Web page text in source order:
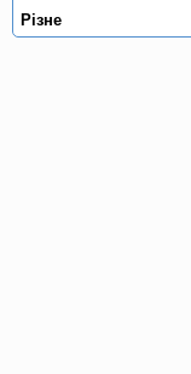
Рiзне